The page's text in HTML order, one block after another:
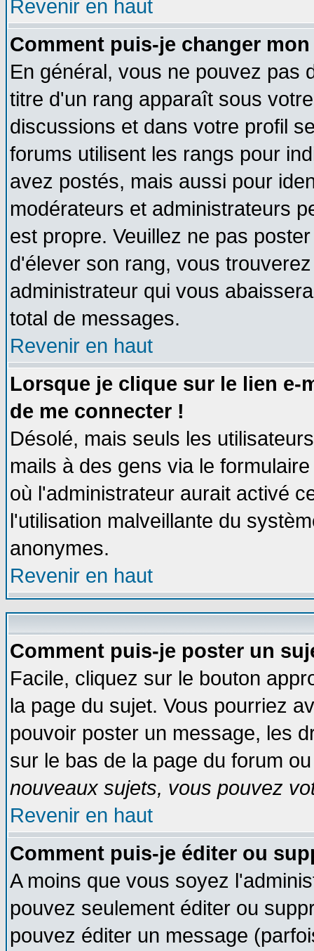
Revenir en haut
Comment puis-je changer
En général, vous ne pouvez pas
titre d'un rang apparaît sous
discussions et dans votre profil
forums utilisent les rangs pour
avez postés, mais aussi pour
modérateurs et administrateurs
est propre. Veuillez ne pas
d'élever son rang, vous
administrateur qui vous
total de messages.
Revenir en haut
Lorsque je clique sur le lien e-
de me connecter !
Désolé, mais seuls les
mails à des gens via le
où l'administrateur aurait activé
l'utilisation malveillante du
anonymes.
Revenir en haut
Comment puis-je poster un
Facile, cliquez sur le bouton
la page du sujet. Vous pourriez
pouvoir poster un message, les
sur le bas de la page du forum
nouveaux sujets, vous pouvez
Revenir en haut
Comment puis-je éditer ou
A moins que vous soyez
pouvez seulement éditer ou
pouvez éditer un message